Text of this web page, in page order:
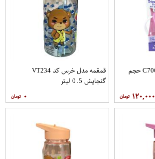
لیوان کودک وی کر کد C706 حجم
۱۲۰,۰۰۰
قمقمه مدل خرس کد VT234
گنجایش 0.5 لیتر
۰